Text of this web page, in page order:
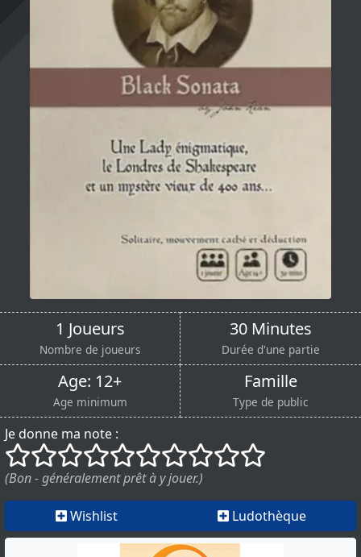
1 Joueurs
Nombre de joueurs
30 Minutes
Durée d'une partie
Age: 12+
Age minimum
Famille
Type de public
Je donne ma note :
()
() () () () () () () ()
()
(Bon - généralement prêt à y jouer.)
Wishlist Ludothèque